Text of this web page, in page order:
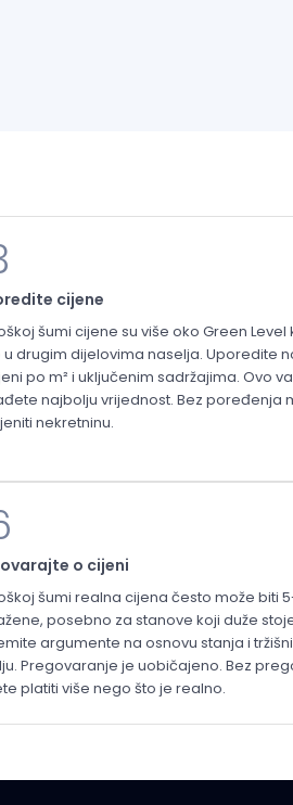
cijene
šumi cijene su više oko Green
drugim dijelovima naselja. Uporedite
po m² i uključenim sadržajima. Ovo
najbolju vrijednost. Bez poređenja
nekretninu.
o cijeni
šumi realna cijena često može biti
posebno za stanove koji duže
argumente na osnovu stanja i
Pregovaranje je uobičajeno. Bez
platiti više nego što je realno.